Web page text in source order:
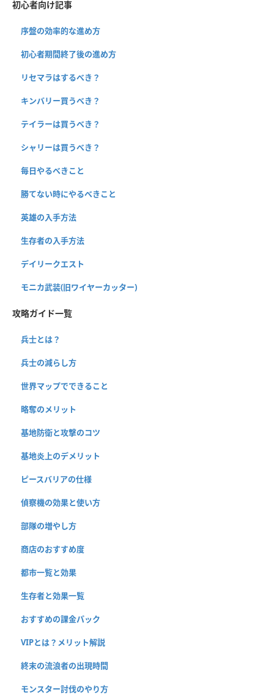
初心者向け記事
序盤の効率的な進め方
初心者期間終了後の進め方
リセマラはするべき？
キンバリー買うべき？
テイラーは買うべき？
シャリーは買うべき？
毎日やるべきこと
勝てない時にやるべきこと
英雄の入手方法
生存者の入手方法
デイリークエスト
モニカ武装(旧ワイヤーカッター)
攻略ガイド一覧
兵士とは？
兵士の減らし方
世界マップでできること
略奪のメリット
基地防衛と攻撃のコツ
基地炎上のデメリット
ピースバリアの仕様
偵察機の効果と使い方
部隊の増やし方
商店のおすすめ度
都市一覧と効果
生存者と効果一覧
おすすめの課金パック
VIPとは？メリット解説
終末の流浪者の出現時間
モンスター討伐のやり方